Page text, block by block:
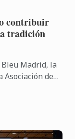
contribuir
tradición
Bleu Madrid, la
Asociación de